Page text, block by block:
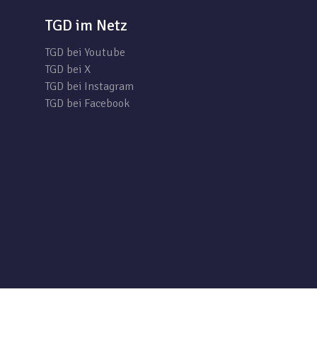
TGD im Netz
TGD bei Youtube
TGD bei X
TGD bei Instagram
TGD bei Facebook